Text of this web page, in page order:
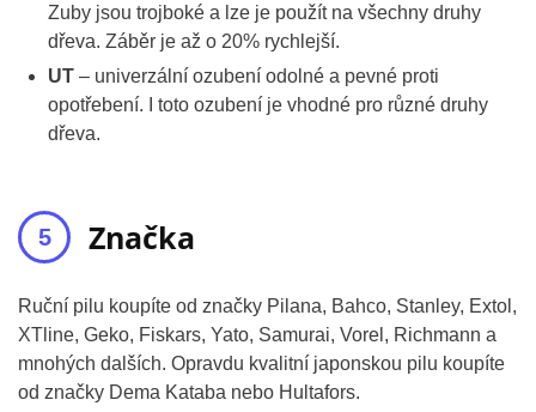
Zuby jsou trojboké a lze je použít na všechny druhy
dřeva. Záběr je až o 20% rychlejší.
UT – univerzální ozubení odolné a pevné proti
opotřebení. I toto ozubení je vhodné pro různé druhy
dřeva.
Značka
Ruční pilu koupíte od značky Pilana, Bahco, Stanley, Extol,
XTline, Geko, Fiskars, Yato, Samurai, Vorel, Richmann a
mnohých dalších. Opravdu kvalitní japonskou pilu koupíte
od značky Dema Kataba nebo Hultafors.